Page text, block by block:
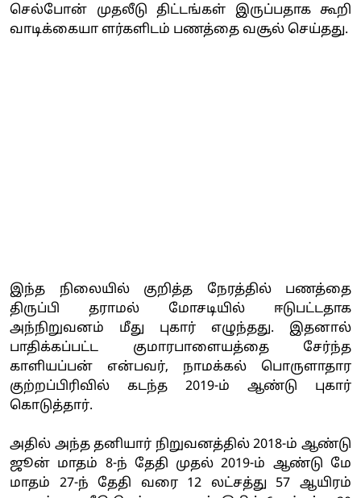
செல்போன் முதலீடு திட்டங்கள் இருப்பதாக கூறி
வாடிக்கையா ளர்களிடம் பணத்தை வசூல் செய்தது.
இந்த நிலையில் குறித்த நேரத்தில் பணத்தை
திருப்பி தராமல் மோசடியில் ஈடுபட்டதாக
அந்நிறுவனம் மீது புகார் எழுந்தது. இதனால்
பாதிக்கப்பட்ட குமாரபாளையத்தை சேர்ந்த
காளியப்பன் என்பவர், நாமக்கல் பொருளாதார
குற்றப்பிரிவில் கடந்த 2019-ம் ஆண்டு புகார்
கொடுத்தார்.
அதில் அந்த தனியார் நிறுவனத்தில் 2018-ம் ஆண்டு
ஜூன் மாதம் 8-ந் தேதி முதல் 2019-ம் ஆண்டு மே
மாதம் 27-ந் தேதி வரை 12 லட்சத்து 57 ஆயிரம்